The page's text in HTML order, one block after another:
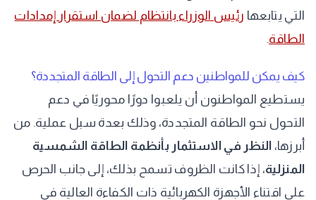
التي يتابعها رئيس الوزراء بانتظام لضمان استقرار إمدادات
الطاقة.
كيف يمكن للمواطنين دعم التحول إلى الطاقة المتجددة؟
يستطيع المواطنون أن يلعبوا دورًا محوريًا في دعم
التحول نحو الطاقة المتجددة، وذلك بعدة سبل عملية. من
أبرزها، النظر في الاستثمار بأنظمة الطاقة الشمسية
المنزلية، إذا كانت الظروف تسمح بذلك، إلى جانب الحرص
على اقتناء الأجهزة الكهربائية ذات الكفاءة العالية في